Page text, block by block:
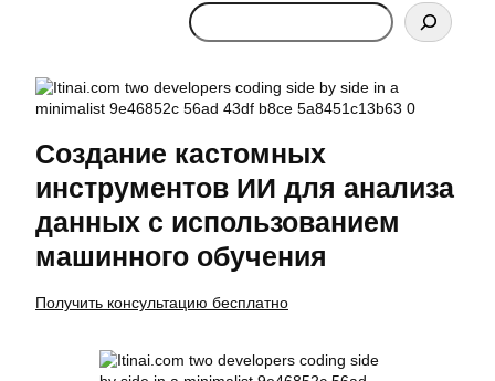
Search
Создание кастомных
инструментов ИИ для анализа
данных с использованием
машинного обучения
Получить консультацию бесплатно